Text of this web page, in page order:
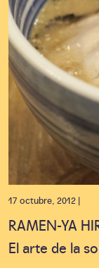
17 octubre, 2012 |
RAMEN-YA
El arte de la